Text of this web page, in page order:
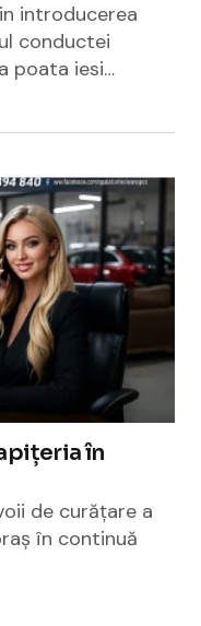
introducerea
conductei
poata iesi…
în
de curățare a
în continuă